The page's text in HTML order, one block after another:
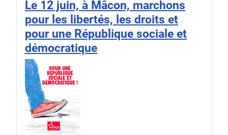
Le 12 juin, à Mâcon, marchons
pour les libertés, les droits et
pour une République sociale et
démocratique